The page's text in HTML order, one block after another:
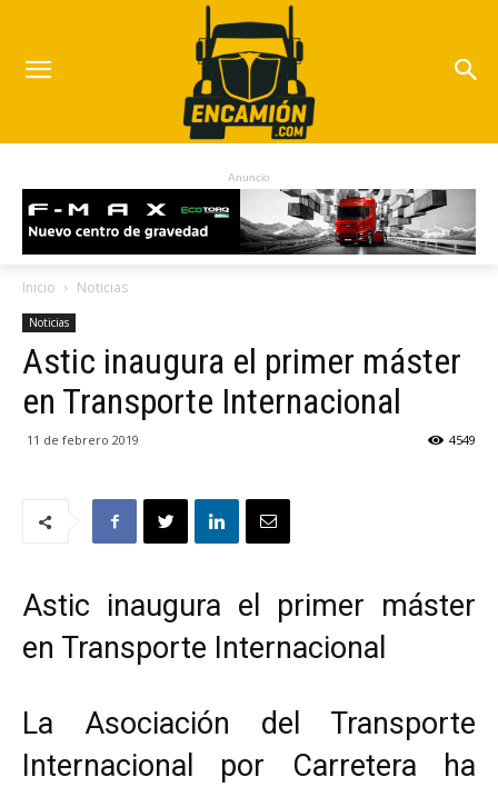
Anuncio
Inicio Noticias
Noticias
Astic inaugura el primer máster
en Transporte Internacional
11 de febrero 2019 4549
Astic inaugura el primer máster
en Transporte Internacional
La Asociación del Transporte
Internacional por Carretera ha